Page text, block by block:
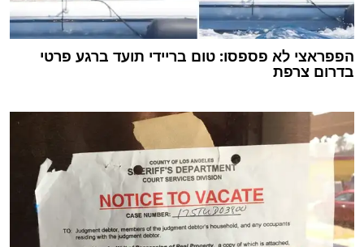
הפפראצי לא פספסו: טום בריידי תועד ברגע פרטי
בדרום צרפת